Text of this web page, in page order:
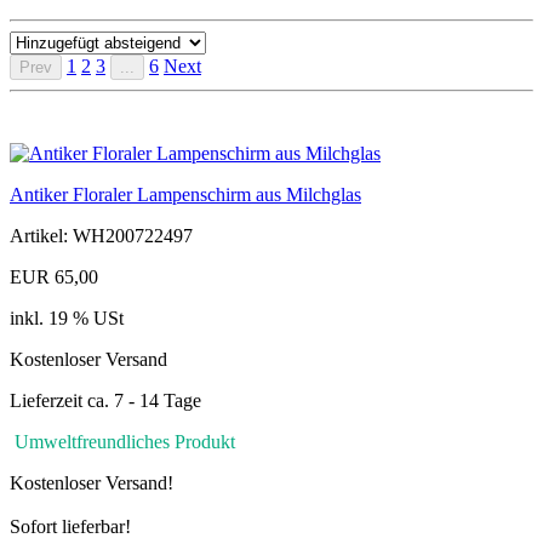
Prev 1 2 3 6 Next
Antiker Floraler Lampenschirm aus Milchglas
Artikel: WH200722497
EUR 65,00
inkl. 19 % USt
Kostenloser Versand
Lieferzeit ca. 7 - 14 Tage
Umweltfreundliches Produkt
Kostenloser Versand!
Sofort lieferbar!